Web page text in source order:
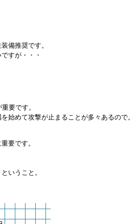
備推奨です。
すが・・・
要です。
始めて攻撃が止まることが多々あるので。
要です。
いうこと。